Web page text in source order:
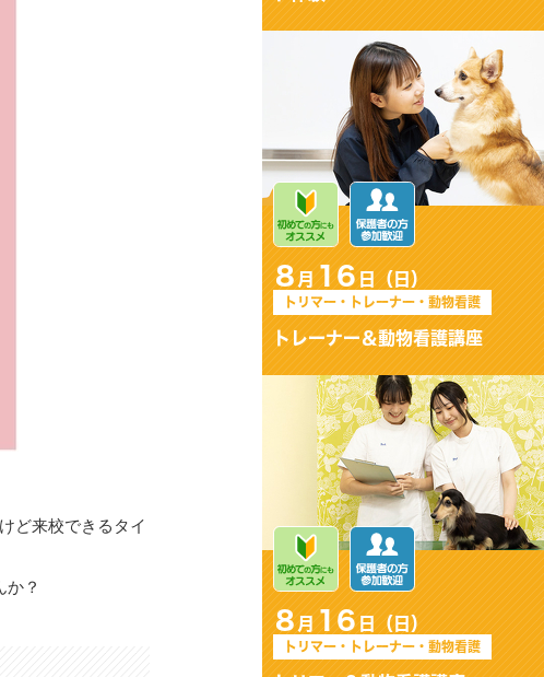
ど来校できるタイ
？
トレーナー＆動物看護講座
8 月16日（日）
トリマー・トレーナー・動物看護
トリマー＆動物看護講座
8 月16日（日）
トリマー・トレーナー・動物看護